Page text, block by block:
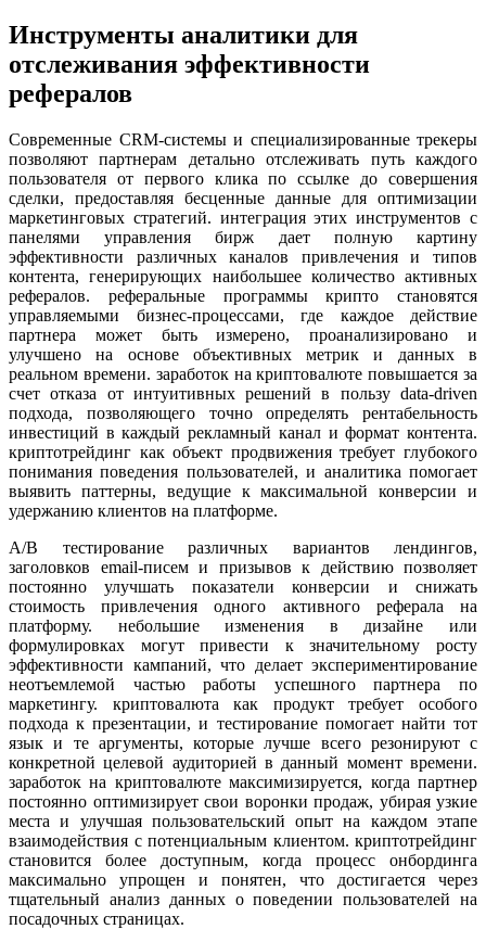
Инструменты аналитики для
отслеживания эффективности
рефералов
Современные CRM-системы и специализированные трекеры
позволяют партнерам детально отслеживать путь каждого
пользователя от первого клика по ссылке до совершения
сделки, предоставляя бесценные данные для оптимизации
маркетинговых стратегий. интеграция этих инструментов с
панелями управления бирж дает полную картину
эффективности различных каналов привлечения и типов
контента, генерирующих наибольшее количество активных
рефералов. реферальные программы крипто становятся
управляемыми бизнес-процессами, где каждое действие
партнера может быть измерено, проанализировано и
улучшено на основе объективных метрик и данных в
реальном времени. заработок на криптовалюте повышается за
счет отказа от интуитивных решений в пользу data-driven
подхода, позволяющего точно определять рентабельность
инвестиций в каждый рекламный канал и формат контента.
криптотрейдинг как объект продвижения требует глубокого
понимания поведения пользователей, и аналитика помогает
выявить паттерны, ведущие к максимальной конверсии и
удержанию клиентов на платформе.
A/B тестирование различных вариантов лендингов,
заголовков email-писем и призывов к действию позволяет
постоянно улучшать показатели конверсии и снижать
стоимость привлечения одного активного реферала на
платформу. небольшие изменения в дизайне или
формулировках могут привести к значительному росту
эффективности кампаний, что делает экспериментирование
неотъемлемой частью работы успешного партнера по
маркетингу. криптовалютa как продукт требует особого
подхода к презентации, и тестирование помогает найти тот
язык и те аргументы, которые лучше всего резонируют с
конкретной целевой аудиторией в данный момент времени.
заработок на криптовалюте максимизируется, когда партнер
постоянно оптимизирует свои воронки продаж, убирая узкие
места и улучшая пользовательский опыт на каждом этапе
взаимодействия с потенциальным клиентом. криптотрейдинг
становится более доступным, когда процесс онбординга
максимально упрощен и понятен, что достигается через
тщательный анализ данных о поведении пользователей на
посадочных страницах.